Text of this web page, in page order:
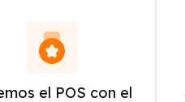
el POS con el